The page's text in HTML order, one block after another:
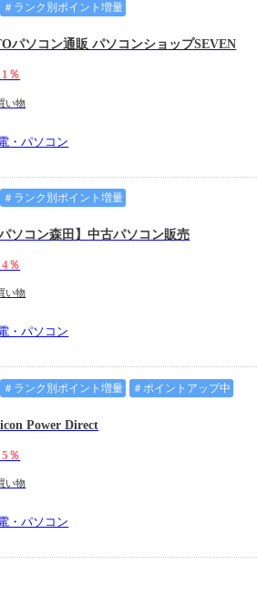
＃ランク別ポイント増量
パソコン通販 パソコンショップSEVEN
1％
い物
・パソコン
＃ランク別ポイント増量
パソコン森田】中古パソコン販売
4％
い物
・パソコン
＃ランク別ポイント増量 ＃ポイントアップ中
Power Direct
5％
い物
・パソコン